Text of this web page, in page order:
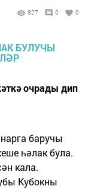
827 0 0
очрады дип
баручы
һәлак була.
кала.
Кубокны